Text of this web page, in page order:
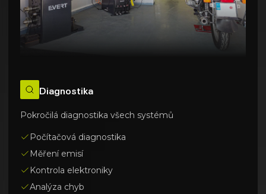
Diagnostika
Pokročilá diagnostika všech systémů
Počítačová diagnostika
Měření emisí
Kontrola elektroniky
Analýza chyb